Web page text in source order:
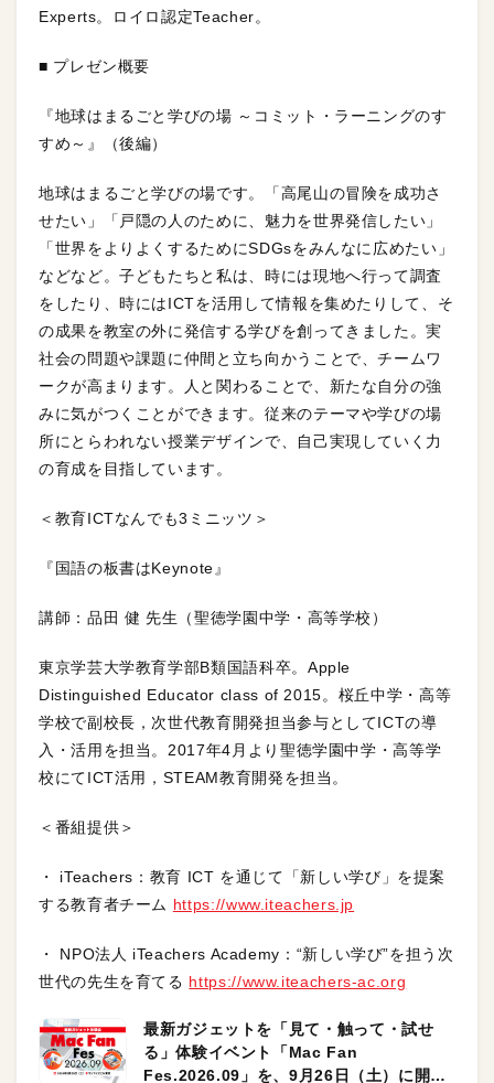
Experts。ロイロ認定Teacher。
■ プレゼン概要
『地球はまるごと学びの場 ～コミット・ラーニングのす
すめ～』（後編）
地球はまるごと学びの場です。「高尾山の冒険を成功さ
せたい」「戸隠の人のために、魅力を世界発信したい」
「世界をよりよくするためにSDGsをみんなに広めたい」
などなど。子どもたちと私は、時には現地へ行って調査
をしたり、時にはICTを活用して情報を集めたりして、そ
の成果を教室の外に発信する学びを創ってきました。実
社会の問題や課題に仲間と立ち向かうことで、チームワ
ークが高まります。人と関わることで、新たな自分の強
みに気がつくことができます。従来のテーマや学びの場
所にとらわれない授業デザインで、自己実現していく力
の育成を目指しています。
＜教育ICTなんでも3ミニッツ＞
『国語の板書はKeynote』
講師：品田 健 先生（聖徳学園中学・高等学校）
東京学芸大学教育学部B類国語科卒。Apple
Distinguished Educator class of 2015。桜丘中学・高等
学校で副校長，次世代教育開発担当参与としてICTの導
入・活用を担当。2017年4月より聖徳学園中学・高等学
校にてICT活用，STEAM教育開発を担当。
＜番組提供＞
・ iTeachers：教育 ICT を通じて「新しい学び」を提案
する教育者チーム https://www.iteachers.jp
・ NPO法人 iTeachers Academy：“新しい学び”を担う次
世代の先生を育てる https://www.iteachers-ac.org
最新ガジェットを「見て・触って・試せ
る」体験イベント「Mac Fan
Fes.2026.09」を、9月26日（土）に開催